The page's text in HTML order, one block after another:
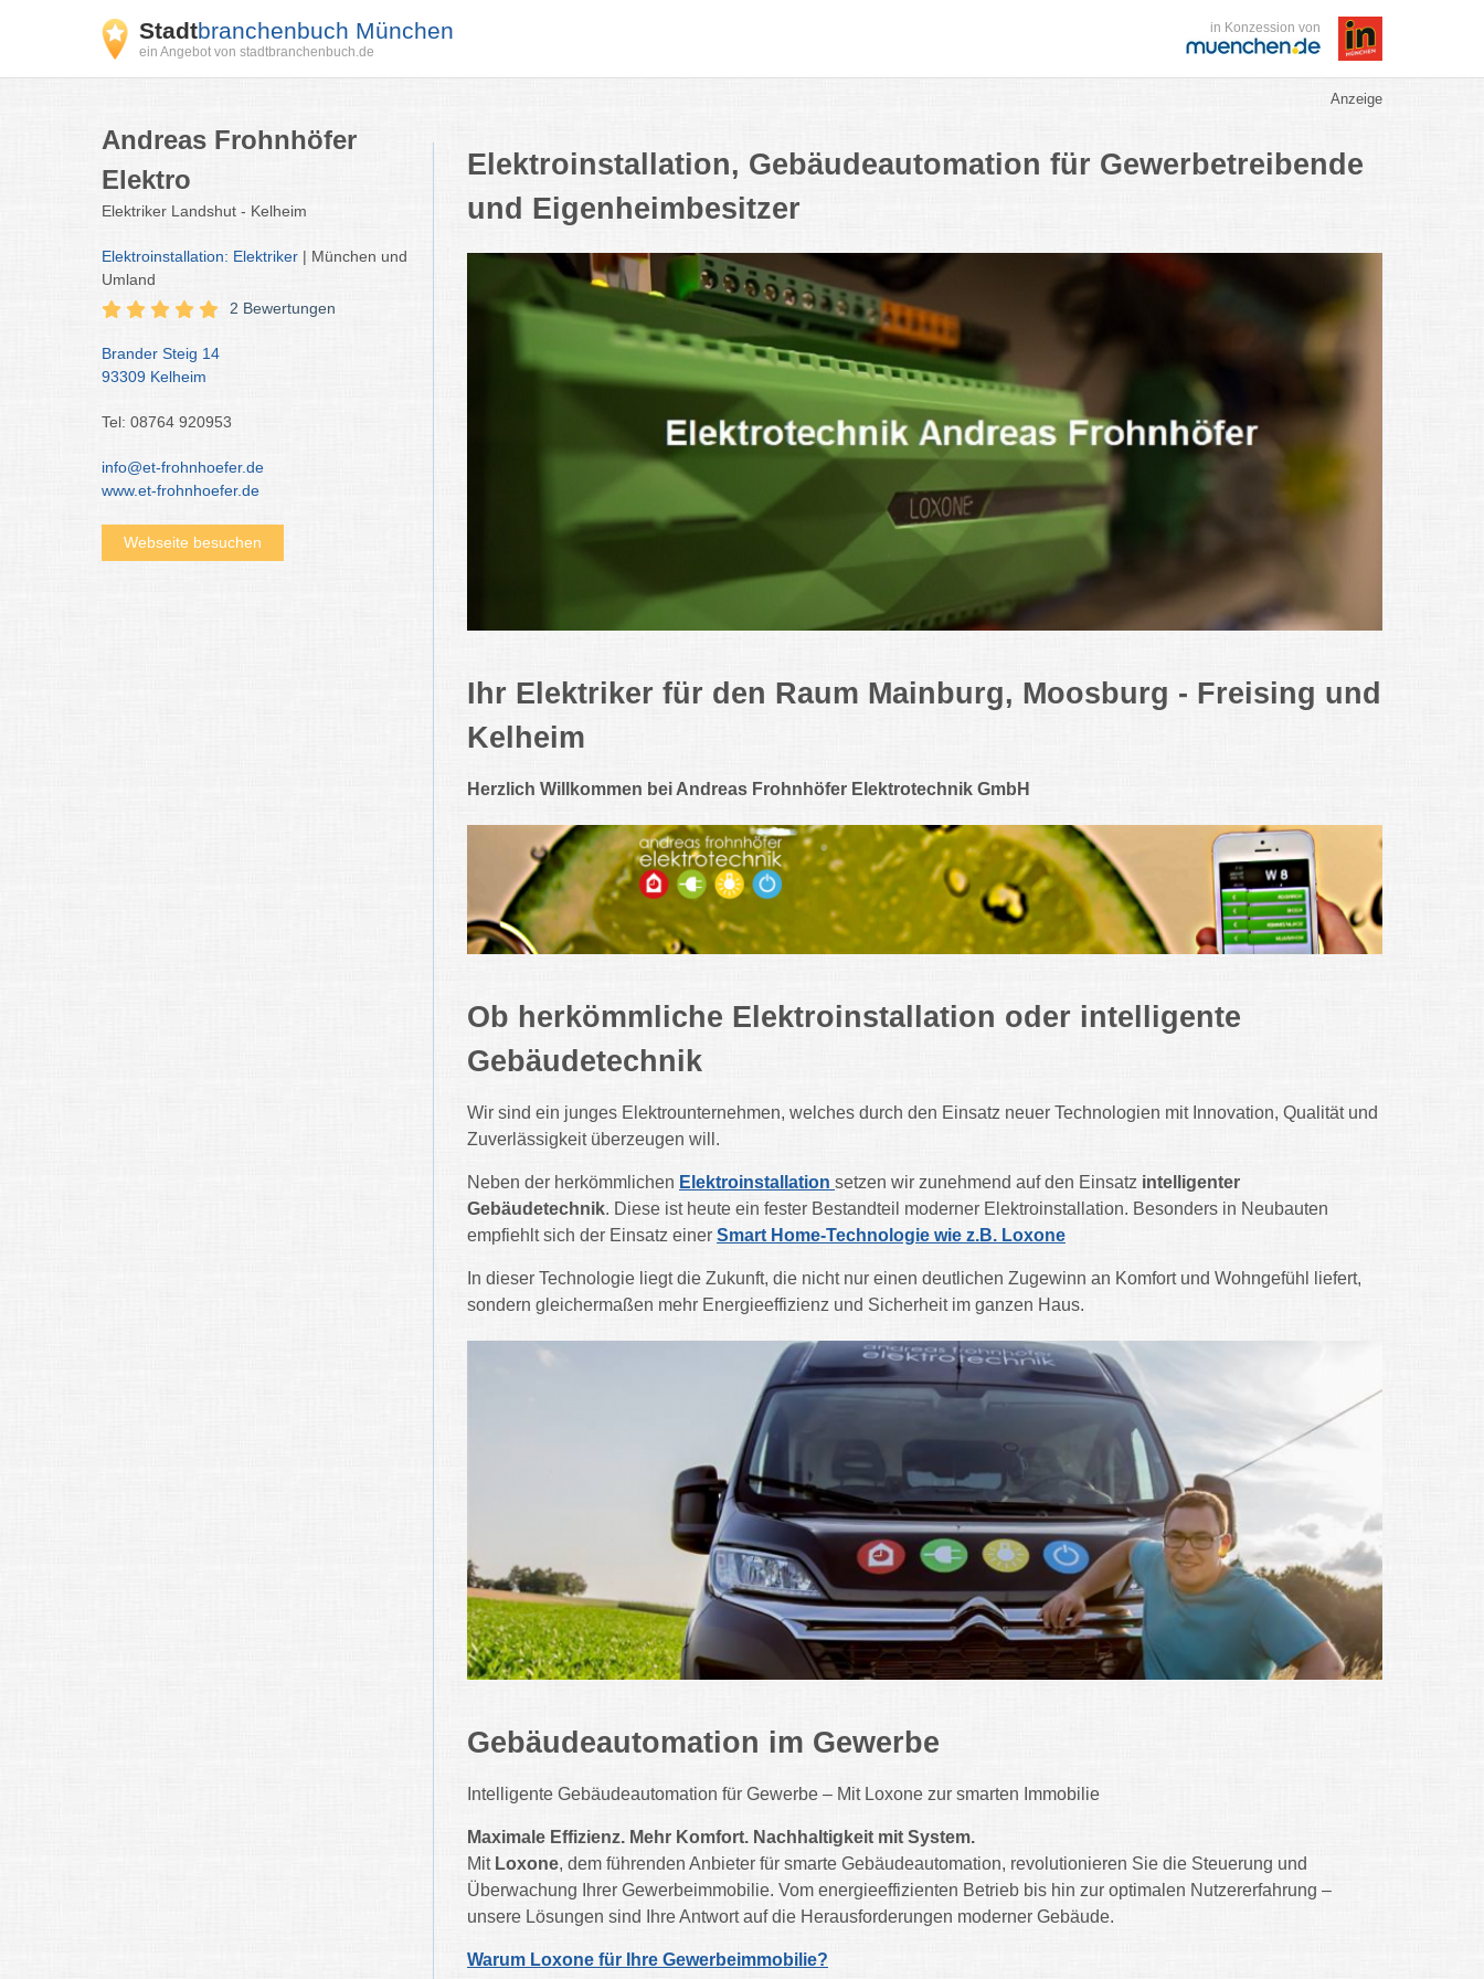
Stadtbranchenbuch München
ein Angebot von stadtbranchenbuch.de
in Konzession von
Anzeige
Andreas Frohnhöfer
Elektro
Elektriker Landshut - Kelheim
Elektroinstallation: Elektriker | München und
Umland
2 Bewertungen
Brander Steig 14
93309 Kelheim
Tel: 08764 920953
info@et-frohnhoefer.de
www.et-frohnhoefer.de
Webseite besuchen
Elektroinstallation, Gebäudeautomation für Gewerbetreibende
und Eigenheimbesitzer
Ihr Elektriker für den Raum Mainburg, Moosburg - Freising und
Kelheim
Herzlich Willkommen bei Andreas Frohnhöfer Elektrotechnik GmbH
Ob herkömmliche Elektroinstallation oder intelligente
Gebäudetechnik
Wir sind ein junges Elektrounternehmen, welches durch den Einsatz neuer Technologien mit Innovation, Qualität und
Zuverlässigkeit überzeugen will.
Neben der herkömmlichen Elektroinstallation setzen wir zunehmend auf den Einsatz intelligenter
Gebäudetechnik. Diese ist heute ein fester Bestandteil moderner Elektroinstallation. Besonders in Neubauten
empfiehlt sich der Einsatz einer Smart Home-Technologie wie z.B. Loxone
In dieser Technologie liegt die Zukunft, die nicht nur einen deutlichen Zugewinn an Komfort und Wohngefühl liefert,
sondern gleichermaßen mehr Energieeffizienz und Sicherheit im ganzen Haus.
Gebäudeautomation im Gewerbe
Intelligente Gebäudeautomation für Gewerbe – Mit Loxone zur smarten Immobilie
Maximale Effizienz. Mehr Komfort. Nachhaltigkeit mit System.
Mit Loxone, dem führenden Anbieter für smarte Gebäudeautomation, revolutionieren Sie die Steuerung und
Überwachung Ihrer Gewerbeimmobilie. Vom energieeffizienten Betrieb bis hin zur optimalen Nutzererfahrung –
unsere Lösungen sind Ihre Antwort auf die Herausforderungen moderner Gebäude.
Warum Loxone für Ihre Gewerbeimmobilie?